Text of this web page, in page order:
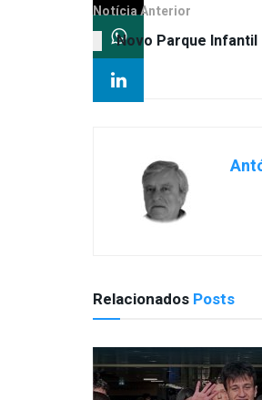
Notícia Anterior
Novo Parque Infantil
Relacionados Posts